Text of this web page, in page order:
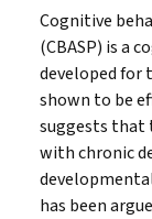
Cognitive
(CBASP) is a
developed for
shown to be
suggests that
with chronic
has been